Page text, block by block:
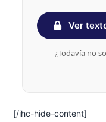
Ver
¿Todavía no
[/ihc-hide-content]